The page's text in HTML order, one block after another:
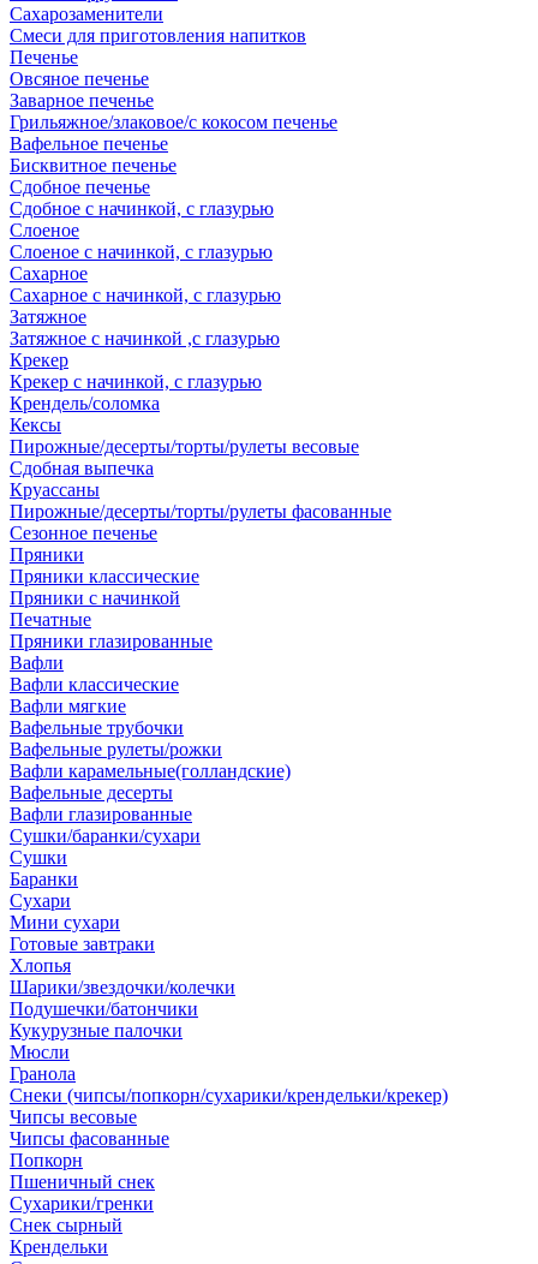
Сахарозаменители
Смеси для приготовления напитков
Печенье
Овсяное печенье
Заварное печенье
Грильяжное/злаковое/с кокосом печенье
Вафельное печенье
Бисквитное печенье
Сдобное печенье
Сдобное с начинкой, с глазурью
Слоеное
Слоеное с начинкой, с глазурью
Сахарное
Сахарное с начинкой, с глазурью
Затяжное
Затяжное с начинкой ,с глазурью
Крекер
Крекер с начинкой, с глазурью
Крендель/соломка
Кексы
Пирожные/десерты/торты/рулеты весовые
Сдобная выпечка
Круассаны
Пирожные/десерты/торты/рулеты фасованные
Сезонное печенье
Пряники
Пряники классические
Пряники с начинкой
Печатные
Пряники глазированные
Вафли
Вафли классические
Вафли мягкие
Вафельные трубочки
Вафельные рулеты/рожки
Вафли карамельные(голландские)
Вафельные десерты
Вафли глазированные
Сушки/баранки/сухари
Сушки
Баранки
Сухари
Мини сухари
Готовые завтраки
Хлопья
Шарики/звездочки/колечки
Подушечки/батончики
Кукурузные палочки
Мюсли
Гранола
Снеки (чипсы/попкорн/сухарики/крендельки/крекер)
Чипсы весовые
Чипсы фасованные
Попкорн
Пшеничный снек
Сухарики/гренки
Снек сырный
Крендельки